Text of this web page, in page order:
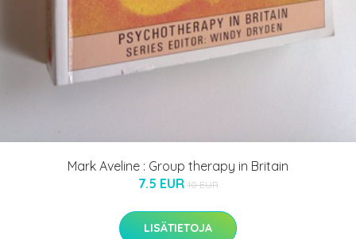
Mark Aveline : Group therapy in Britain
7.5 EUR 10 EUR
LISÄTIETOJA